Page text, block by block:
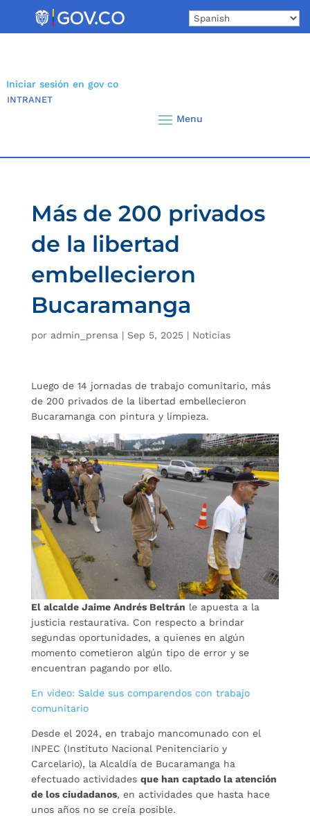
Iniciar sesión en gov co
INTRANET
Más de 200 privados
de la libertad
embellecieron
Bucaramanga
por admin_prensa | Sep 5, 2025| Noticias
Luego de 14 jornadas de trabajo comunitario, más
de 200 privados de la libertad embellecieron
Bucaramanga con pintura y limpieza.
El alcalde Jaime Andrés Beltrán le apuesta a la
justicia restaurativa. Con respecto a brindar
segundas oportunidades, a quienes en algún
momento cometieron algún tipo de error y se
encuentran pagando por ello.
En video: Salde sus comparendos con trabajo
comunitario
Desde el 2024, en trabajo mancomunado con el
INPEC (Instituto Nacional Penitenciario y
Carcelario), la Alcaldía de Bucaramanga ha
efectuado actividades que han captado la atención
de los ciudadanos, en actividades que hasta hace
unos años no se creía posible.